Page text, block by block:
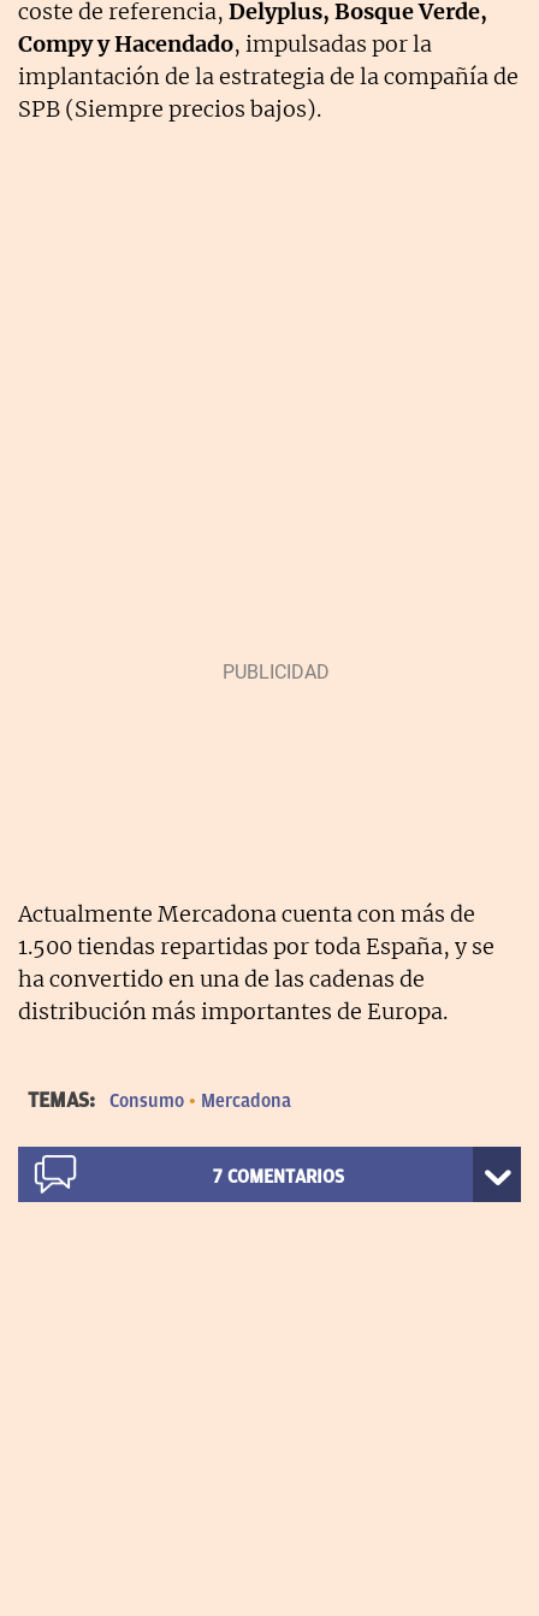
coste de referencia, Delyplus, Bosque Verde,
Compy y Hacendado, impulsadas por la
implantación de la estrategia de la compañía de
SPB (Siempre precios bajos).
Actualmente Mercadona cuenta con más de
1.500 tiendas repartidas por toda España, y se
ha convertido en una de las cadenas de
distribución más importantes de Europa.
TEMAS: Consumo Mercadona
7 COMENTARIOS